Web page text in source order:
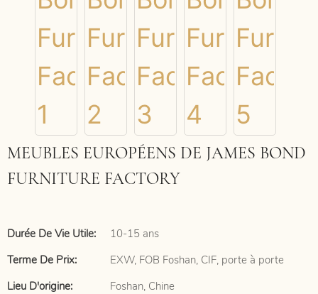
MEUBLES EUROPÉENS DE JAMES BOND
FURNITURE FACTORY
Durée De Vie Utile:
10-15 ans
Terme De Prix:
EXW, FOB Foshan, CIF, porte à porte
Lieu D'origine:
Foshan, Chine